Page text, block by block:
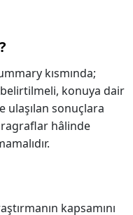
kısmında;
konuya dair
ulaşılan sonuçlara
hâlinde
kapsamını